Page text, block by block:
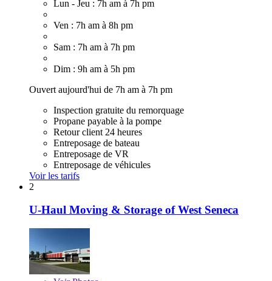
Lun - Jeu : 7h am à 7h pm
Ven : 7h am à 8h pm
Sam : 7h am à 7h pm
Dim : 9h am à 5h pm
Ouvert aujourd'hui de 7h am à 7h pm
Inspection gratuite du remorquage
Propane payable à la pompe
Retour client 24 heures
Entreposage de bateau
Entreposage de VR
Entreposage de véhicules
Voir les tarifs
2
U-Haul Moving & Storage of West Seneca